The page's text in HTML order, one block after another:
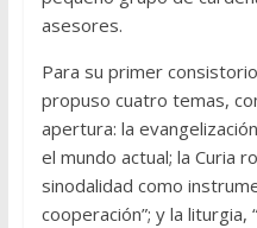
asesores.
Para su primer
propuso cuatro temas,
apertura: la
el mundo actual; la Curia
sinodalidad como
cooperación”; y la liturgia,